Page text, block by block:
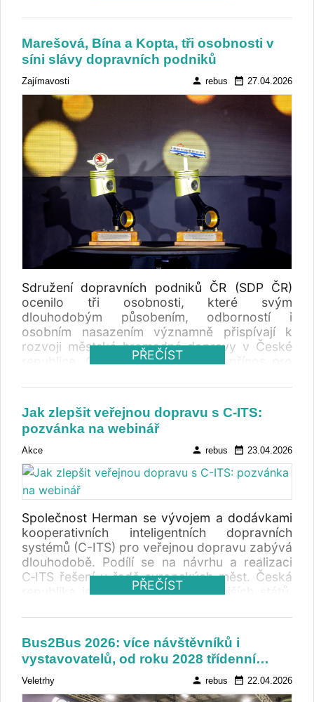
Marešová, Bína a Kopta, tři osobnosti v
síni slávy dopravních podniků
Zajímavosti person rebus date_range 27.04.2026
Sdružení dopravních podniků ČR (SDP ČR)
ocenilo tři osobnosti, které svým
dlouhodobým působením, odborností i
osobním nasazením významně přispívají k
rozvoji městské hromadné dopravy v České
republice. Ocenění za mimořádný přínos pro
designérka Anna Marešová, technický
specialista Josef Bína a herec, moderátor a
propagátor veřejné dopravy Václav Kopta.
PŘEČÍST
Jak zlepšit veřejnou dopravu s C-ITS:
pozvánka na webinář
Akce person rebus date_range 23.04.2026
Společnost Herman se vývojem a dodávkami
kooperativních inteligentních dopravních
systémů (C-ITS) pro veřejnou dopravu zabývá
dlouhodobě. Podílí se na návrhu a realizaci
C‑ITS řešení v řadě evropských měst. Česká
republika je jedním z nejpokročilejších států,
Labem, Ostravě, Mladé Boleslavi a zavádějí se
ve Zlíně. Přínosy a zkušenosti z "chytrých"
měst se dozvíte na webináři 12. května 2026.
PŘEČÍST
Bus2Bus 2026: více návštěvníků i
vystavovatelů, od roku 2028 třídenní…
Veletrhy person rebus date_range 22.04.2026